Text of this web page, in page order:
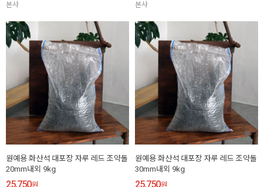
본사 본사
원예용 화산석 대포장 자루 레드 조약돌
20mm내외 9kg
25,750원
원예용 화산석 대포장 자루 레드 조약돌
30mm내외 9kg
25,750원